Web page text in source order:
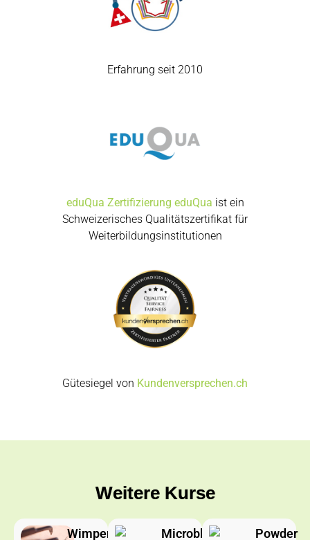
Erfahrung seit 2010
eduQua Zertifizierung eduQua ist ein
Schweizerisches Qualitätszertifikat für
Weiterbildungsinstitutionen
Gütesiegel von Kundenversprechen.ch
Weitere Kurse
WimpernverlängerungMicroblading Powder